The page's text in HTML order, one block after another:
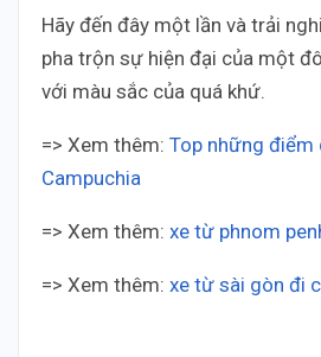
Hãy đến đây một lần và trải
pha trộn sự hiện đại của một
với màu sắc của quá khứ.
=> Xem thêm: Top những
Campuchia
=> Xem thêm: xe từ phnom
=> Xem thêm: xe từ sài gòn đi